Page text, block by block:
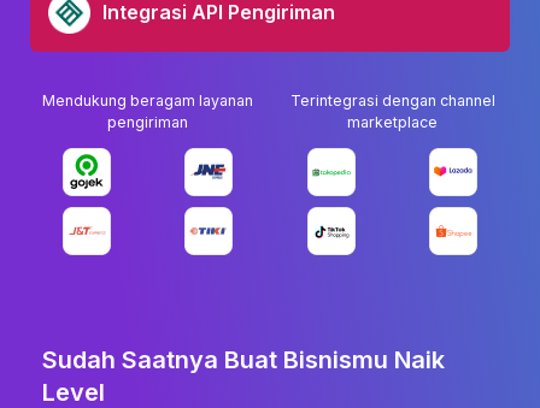
Integrasi API Pengiriman
Mendukung beragam layanan
pengiriman
Terintegrasi dengan channel
marketplace
Sudah Saatnya Buat Bisnismu Naik
Level